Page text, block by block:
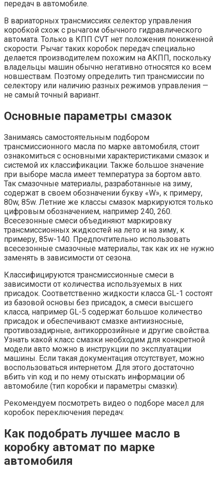
передач в автомобиле.
В вариаторных трансмиссиях селектор управления
коробкой схож с рычагом обычного гидравлического
автомата. Только в КПП CVT нет положения пониженной
скорости. Рычаг таких коробок передач специально
делается производителем похожим на АКПП, поскольку
владельцы машин обычно негативно относятся ко всем
новшествам. Поэтому определить тип трансмиссии по
селектору или наличию разных режимов управления —
не самый точный вариант.
Основные параметры смазок
Занимаясь самостоятельным подбором
трансмиссионного масла по марке автомобиля, стоит
ознакомиться с основными характеристиками смазок и
системой их классификации. Также большое значение
при выборе масла имеет температура за бортом авто.
Так смазочные материалы, разработанные на зиму,
содержат в своем обозначении букву «W», к примеру,
80w, 85w. Летние же классы смазок маркируются только
цифровым обозначением, например 240, 260.
Всесезонные смеси объединяют маркировку
трансмиссионных жидкостей на лето и на зиму, к
примеру, 85w-140. Предпочтительно использовать
всесезонные смазочные материалы, так как их не нужно
заменять в зависимости от сезона.
Классифицируются трансмиссионные смеси в
зависимости от количества используемых в них
присадок. Соответственно жидкости класса GL-1 состоят
из базовой основы без присадок, а смеси высшего
класса, например GL-5 содержат большое количество
присадок и обеспечивают смазке антиизносные,
противозадирные, антикоррозийные и другие свойства.
Узнать какой класс смазки необходим для конкретной
модели авто можно в инструкции по эксплуатации
машины. Если такая документация отсутствует, можно
воспользоваться интернетом. Для этого достаточно
вбить vin код и по нему отыскать информации об
автомобиле (тип коробки и параметры смазки).
Рекомендуем посмотреть видео о подборе масел для
коробок переключения передач:
Как подобрать лучшее масло в
коробку автомат по марке
автомобиля